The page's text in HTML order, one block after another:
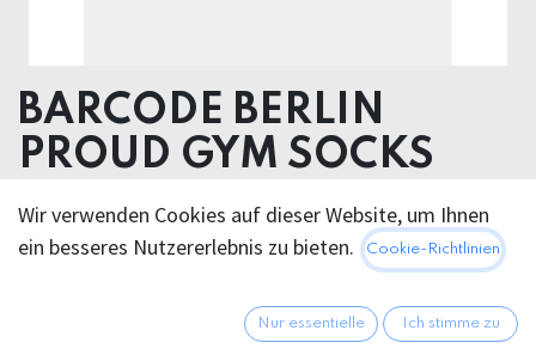
BARCODE BERLIN
PROUD GYM SOCKS
80% Cotton 18 % Polyamide 2% Elastan
12,95€ Alle Preise inkl. MwSt.zzgl.
Wir verwenden Cookies auf dieser Website, um Ihnen
ein besseres Nutzererlebnis zu bieten.
Cookie-Richtlinien
Nur essentielle Ich stimme zu